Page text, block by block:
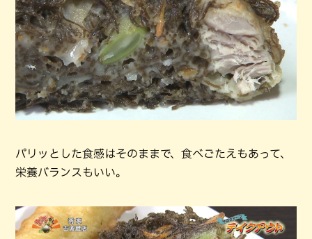
パリッとした食感はそのままで、食べごたえもあって、
栄養バランスもいい。